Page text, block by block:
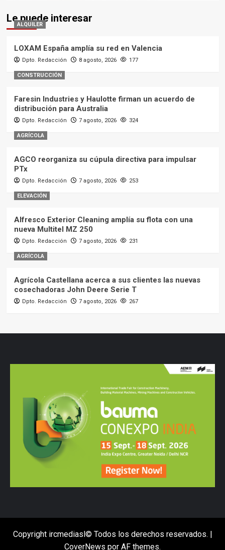
Le puede interesar
ALQUILER
LOXAM España amplía su red en Valencia
Dpto. Redacción 8 agosto, 2026 177
CONSTRUCCIÓN
Faresin Industries y Haulotte firman un acuerdo de
distribución para Australia
Dpto. Redacción 7 agosto, 2026 324
AGRÍCOLA
AGCO reorganiza su cúpula directiva para impulsar
PTx
Dpto. Redacción 7 agosto, 2026 253
ELEVACIÓN
Alfresco Exterior Cleaning amplía su flota con una
nueva Multitel MZ 250
Dpto. Redacción 7 agosto, 2026 231
AGRÍCOLA
Agrícola Castellana acerca a sus clientes las nuevas
cosechadoras John Deere Serie T
Dpto. Redacción 7 agosto, 2026 267
Copyright ircmediasl© Todos los derechos reservados. |
CoverNews por AF themes.